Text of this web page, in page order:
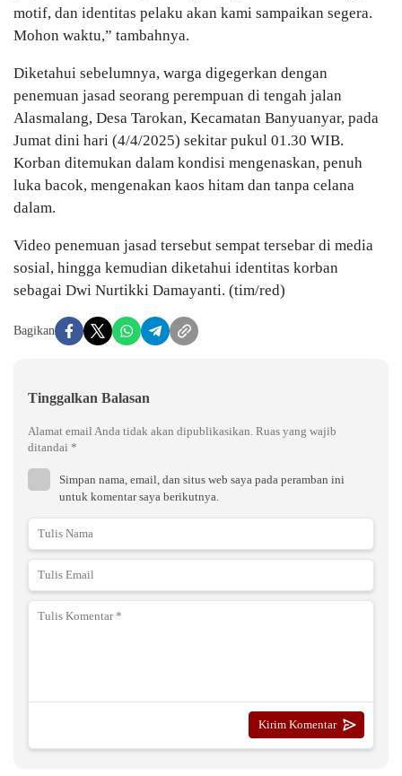
motif, dan identitas pelaku akan kami sampaikan segera.
Mohon waktu,” tambahnya.
Diketahui sebelumnya, warga digegerkan dengan
penemuan jasad seorang perempuan di tengah jalan
Alasmalang, Desa Tarokan, Kecamatan Banyuanyar, pada
Jumat dini hari (4/4/2025) sekitar pukul 01.30 WIB.
Korban ditemukan dalam kondisi mengenaskan, penuh
luka bacok, mengenakan kaos hitam dan tanpa celana
dalam.
Video penemuan jasad tersebut sempat tersebar di media
sosial, hingga kemudian diketahui identitas korban
sebagai Dwi Nurtikki Damayanti. (tim/red)
Bagikan
Tinggalkan Balasan
Alamat email Anda tidak akan dipublikasikan. Ruas yang wajib
ditandai *
Simpan nama, email, dan situs web saya pada peramban ini
untuk komentar saya berikutnya.